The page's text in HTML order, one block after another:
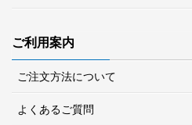
ご利用案内
ご注文方法について
よくあるご質問